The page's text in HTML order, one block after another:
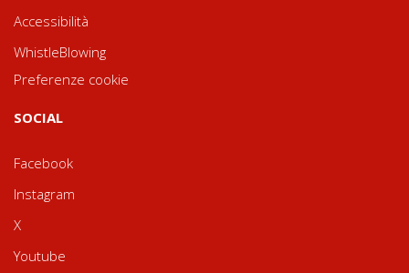
Accessibilità
WhistleBlowing
Preferenze cookie
SOCIAL
Facebook
Instagram
X
Youtube